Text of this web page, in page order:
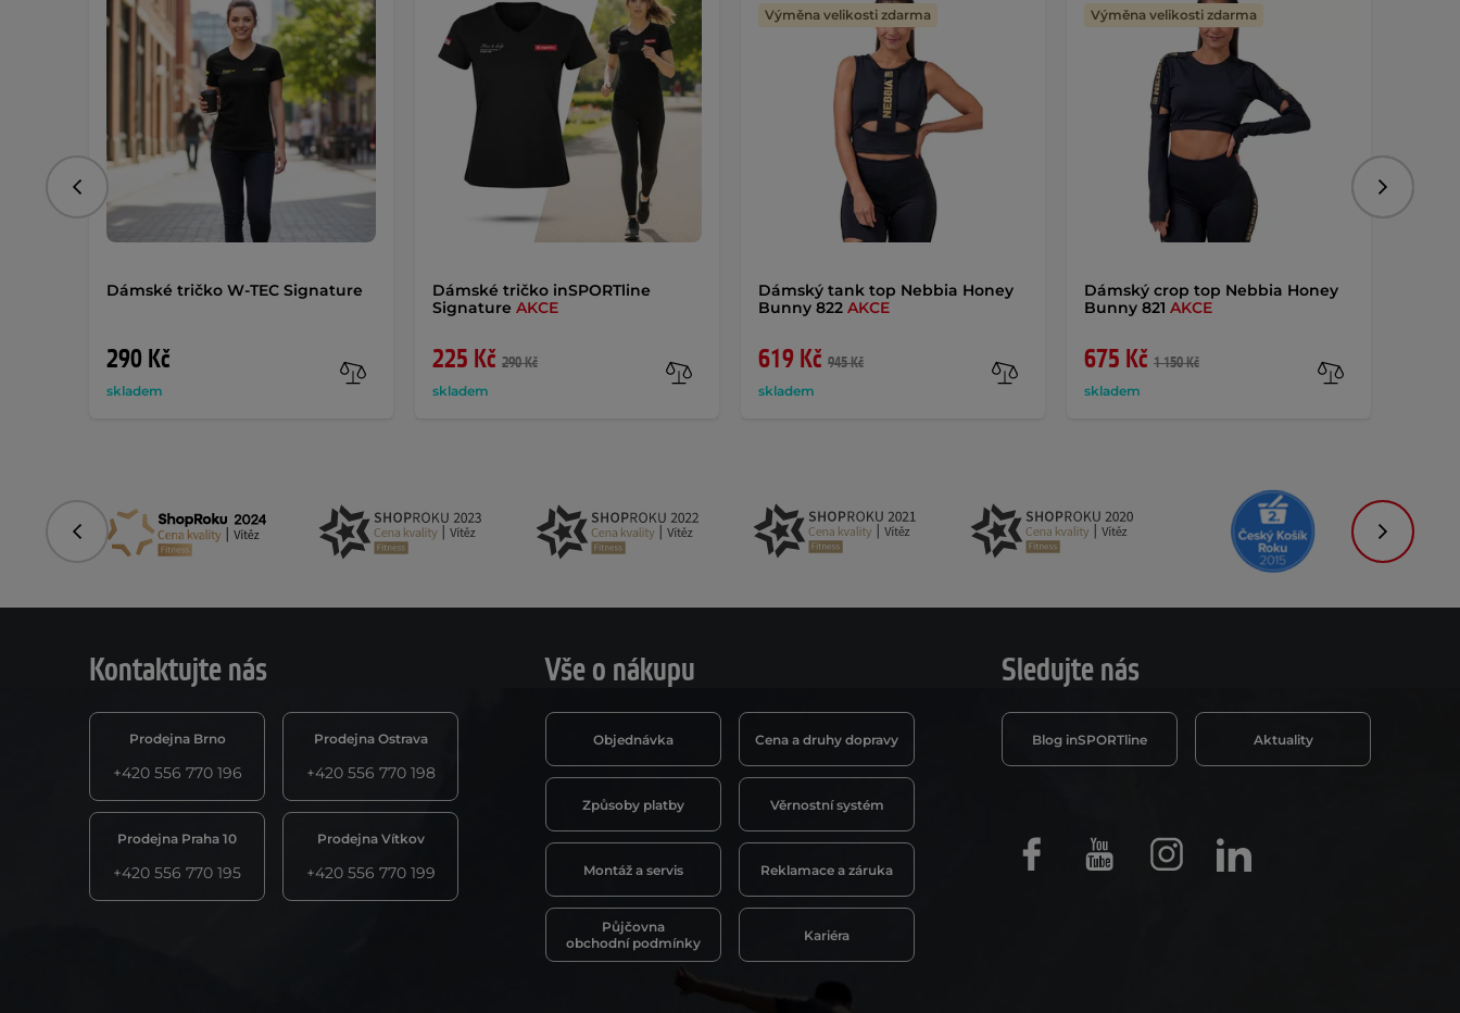
Dámské tričko W-TEC Signature
290 Kč
skladem
Dámské tričko inSPORTline
Signature AKCE
225 Kč 290 Kč
skladem
Dámský tank top Nebbia Honey
Bunny 822 AKCE
619 Kč 945 Kč
skladem
Výměna velikosti zdarma
Dámský crop top Nebbia Honey
Bunny 821 AKCE
675 Kč 1 150 Kč
skladem
Výměna velikosti zdarma
Předchozí
Předchozí
Kontaktujte nás
Prodejna Brno
+420 556 770 196
Prodejna Ostrava
+420 556 770 198
Prodejna Praha 10
+420 556 770 195
Prodejna Vítkov
+420 556 770 199
Vše o nákupu
Objednávka Cena a druhy dopravy
Způsoby platby Věrnostní systém
Montáž a servis Reklamace a záruka
Půjčovna
obchodní podmínky
Kariéra
Sledujte nás
Blog inSPORTline Aktuality
FacebookYoutube InstagramLinkedIn